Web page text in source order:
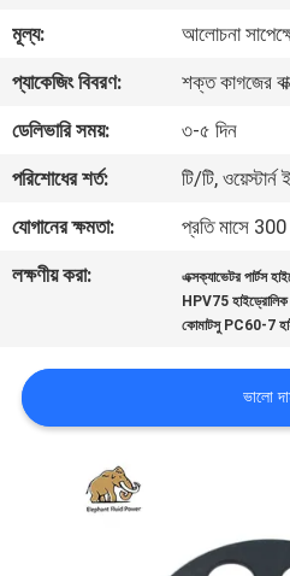
নিয়ন্ত্রণ
যোগাযোগ
করুন
খবর
সাইট
PRIVACY
মূল্য:
আলোচনা
প্যাকেজিং বিবরণ:
শক্ত কাগজের
ডেলিভারি সময়:
৩-৫ দিন
পরিশোধের শর্ত:
টি/টি,
যোগানের ক্ষমতা:
প্রতি মাসে
লক্ষণীয় করা:
এক্সক্যাভেটর পার্টস
HPV75 হাইড্রোলিক
কোমাটসু PC60-7
ভালো